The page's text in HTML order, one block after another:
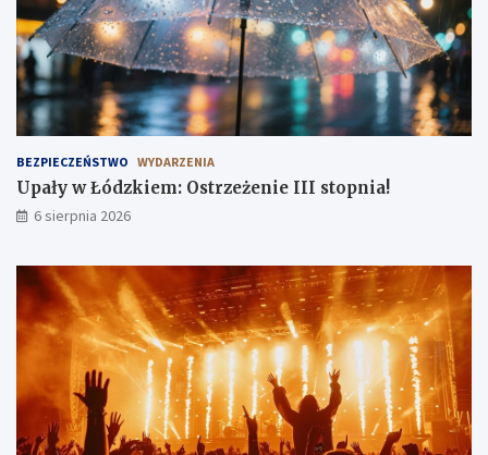
a
!
r
a
d
o
ś
c
i
!
BEZPIECZEŃSTWO WYDARZENIA
Upały w Łódzkiem: Ostrzeżenie III stopnia!
6 sierpnia 2026